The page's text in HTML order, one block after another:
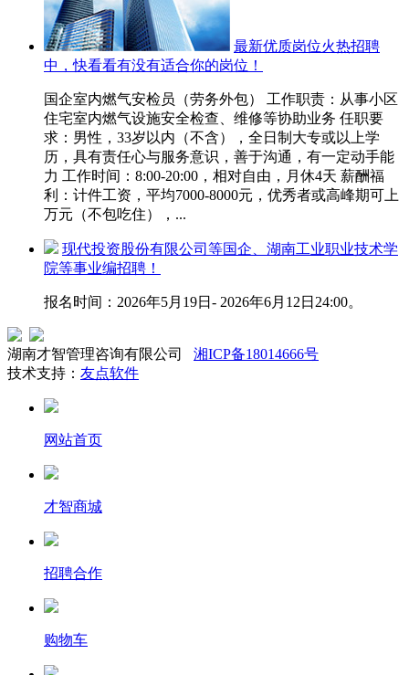
最新优质岗位火热招聘
中，快看看有没有适合你的岗位！
国企室内燃气安检员（劳务外包） 工作职责：从事小区
住宅室内燃气设施安全检查、维修等协助业务 任职要
求：男性，33岁以内（不含），全日制大专或以上学
历，具有责任心与服务意识，善于沟通，有一定动手能
力 工作时间：8:00-20:00，相对自由，月休4天 薪酬福
利：计件工资，平均7000-8000元，优秀者或高峰期可上
万元（不包吃住），...
现代投资股份有限公司等国企、湖南工业职业技术学
院等事业编招聘！
报名时间：2026年5月19日- 2026年6月12日24:00。
湖南才智管理咨询有限公司 湘ICP备18014666号
技术支持： 友点软件
网站首页
才智商城
招聘合作
购物车